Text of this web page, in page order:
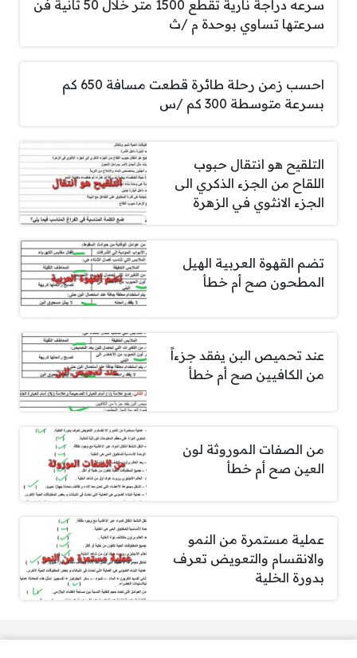
سرعه دراجة نارية تقطع 1500 متر خلال 50 ثانية فن
سرعتها تساوي بوحدة م /ث
احسب زمن رحلة طائرة قطعت مسافة 650 كم
بسرعة متوسطة 300 كم /س
التلقيح هو انتقال حبوب
اللقاح من الجزء الذكري الى
الجزء الانثوي في الزهرة
تضم القهوة العربية الهيل
المطحون صح أم خطأ
عند تحميص البن يفقد جزءاً
من الكافيين صح أم خطأ
من الصفات الموروثة لون
العين صح أم خطأ
عملية مستمرة من النمو
والانقسام والتعويض تعرف
بدورة الخلية